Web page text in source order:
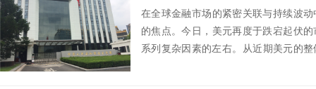
在全球金融市场的紧密关联与持续波
的焦点。今日，美元再度于跌宕起伏
系列复杂因素的左右。​ 从近期美元的